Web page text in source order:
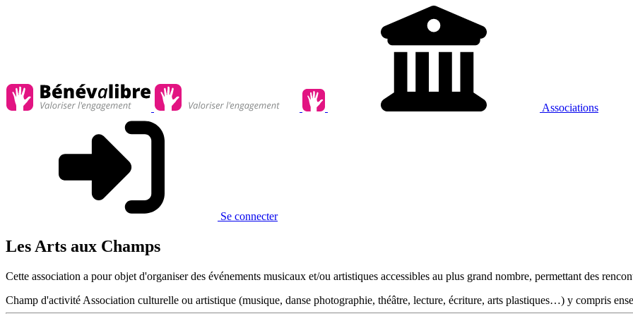
Associations
Se connecter
Les Arts aux Champs
Cette association a pour objet d'organiser des événements musicaux et/ou artistiques accessibles au plus grand nombre, permettant des
Champ d'activité Association culturelle ou artistique (musique, danse photographie, théâtre, lecture, écriture, arts plastiques…) y compris